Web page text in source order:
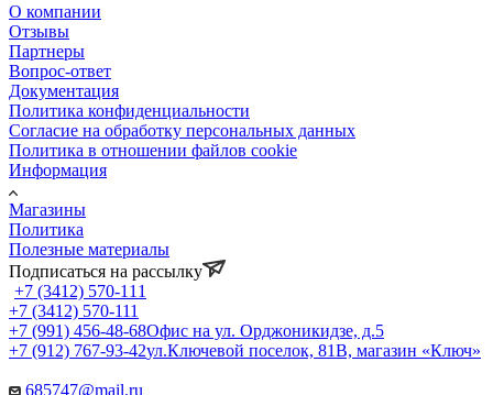
О компании
Отзывы
Партнеры
Вопрос-ответ
Документация
Политика конфиденциальности
Согласие на обработку персональных данных
Политика в отношении файлов cookie
Информация
Магазины
Политика
Полезные материалы
Подписаться на рассылку
+7 (3412) 570-111
+7 (3412) 570-111
+7 (991) 456-48-68Офис на ул. Орджоникидзе, д.5
+7 (912) 767-93-42ул.Ключевой поселок, 81В, магазин «Ключ»
685747@mail.ru